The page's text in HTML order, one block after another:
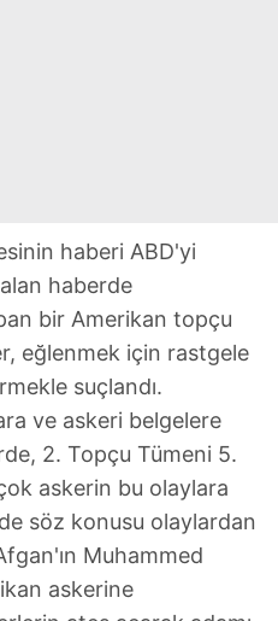
haberi ABD'yi
alan haberde
bir Amerikan topçu
eğlenmek için rastgele
suçlandı.
ve askeri belgelere
2. Topçu Tümeni 5.
askerin bu olaylara
söz konusu olaylardan
Muhammed
askerine